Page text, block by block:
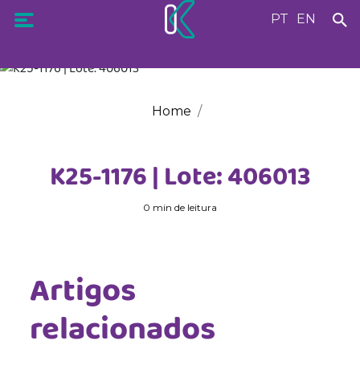
PT EN
Home
K25-1176 | Lote: 406013
0 min de leitura
Artigos
relacionados